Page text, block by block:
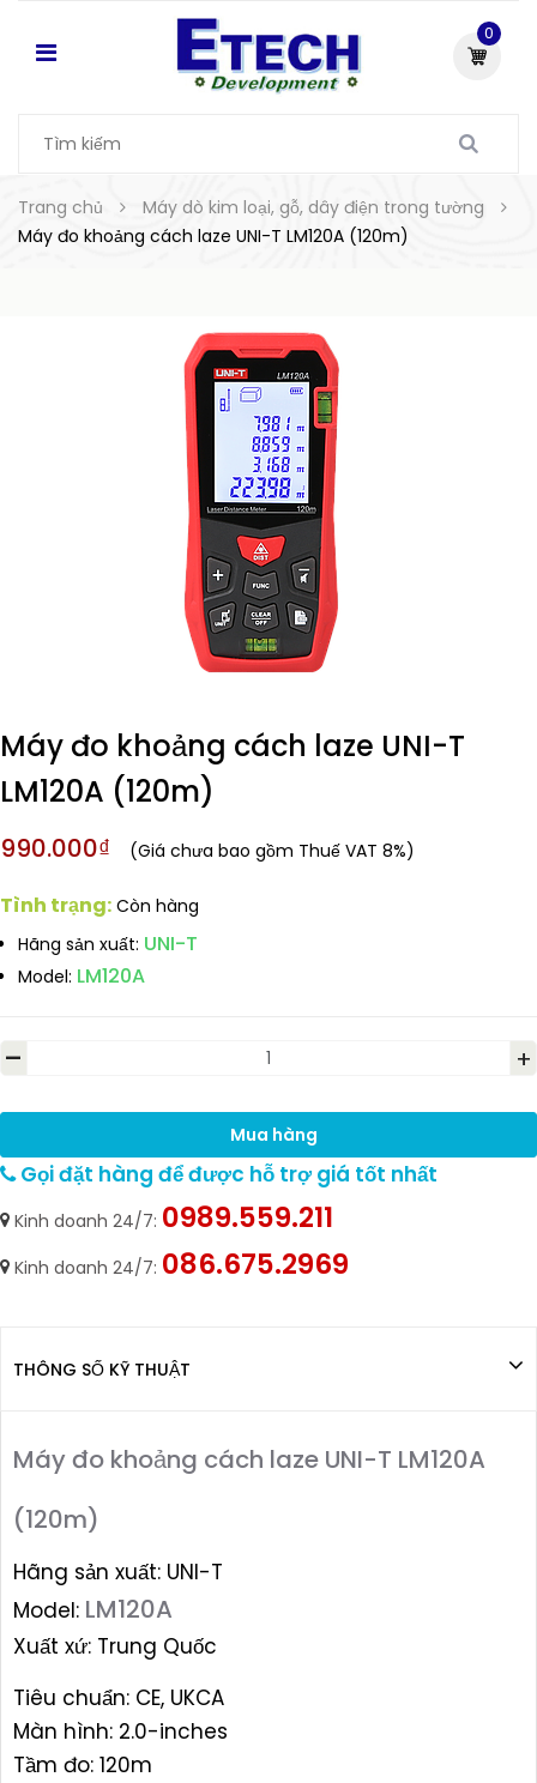
0
Trang chủ
Máy dò kim loại, gỗ, dây điện trong tường
Máy đo khoảng cách laze UNI-T LM120A (120m)
Máy đo khoảng cách laze UNI-T
LM120A (120m)
990.000₫ (Giá chưa bao gồm Thuế VAT 8%)
Tình trạng: Còn hàng
Hãng sản xuất: UNI-T
Model: LM120A
- +
Mua hàng
Gọi đặt hàng để được hỗ trợ giá tốt nhất
Kinh doanh 24/7: 0989.559.211
Kinh doanh 24/7: 086.675.2969
THÔNG SỐ KỸ THUẬT
Máy đo khoảng cách laze UNI-T LM120A
(120m)
Hãng sản xuất: UNI-T
Model: LM120A
Xuất xứ: Trung Quốc
Tiêu chuẩn: CE, UKCA
Màn hình: 2.0-inches
Tầm đo: 120m